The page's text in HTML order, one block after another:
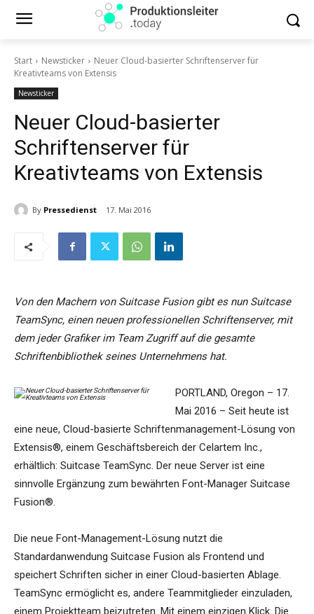
Start Newsticker
Neuer Cloud-basierter Schriftenserver für
Kreativteams von Extensis
Newsticker
Neuer Cloud-basierter
Schriftenserver für
Kreativteams von Extensis
By Pressedienst 17. Mai 2016
Von den Machern von Suitcase Fusion gibt es nun Suitcase
TeamSync, einen neuen professionellen Schriftenserver, mit
dem jeder Grafiker im Team Zugriff auf die gesamte
Schriftenbibliothek seines Unternehmens hat.
PORTLAND, Oregon – 17.
Mai 2016 – Seit heute ist
eine neue, Cloud-basierte Schriftenmanagement-Lösung von
Extensis®, einem Geschäftsbereich der Celartem Inc.,
erhältlich: Suitcase TeamSync. Der neue Server ist eine
sinnvolle Ergänzung zum bewährten Font-Manager Suitcase
Fusion®.
Die neue Font-Management-Lösung nutzt die
Standardanwendung Suitcase Fusion als Frontend und
speichert Schriften sicher in einer Cloud-basierten Ablage.
TeamSync ermöglicht es, andere Teammitglieder einzuladen,
einem Projektteam beizutreten. Mit einem einzigen Klick. Die